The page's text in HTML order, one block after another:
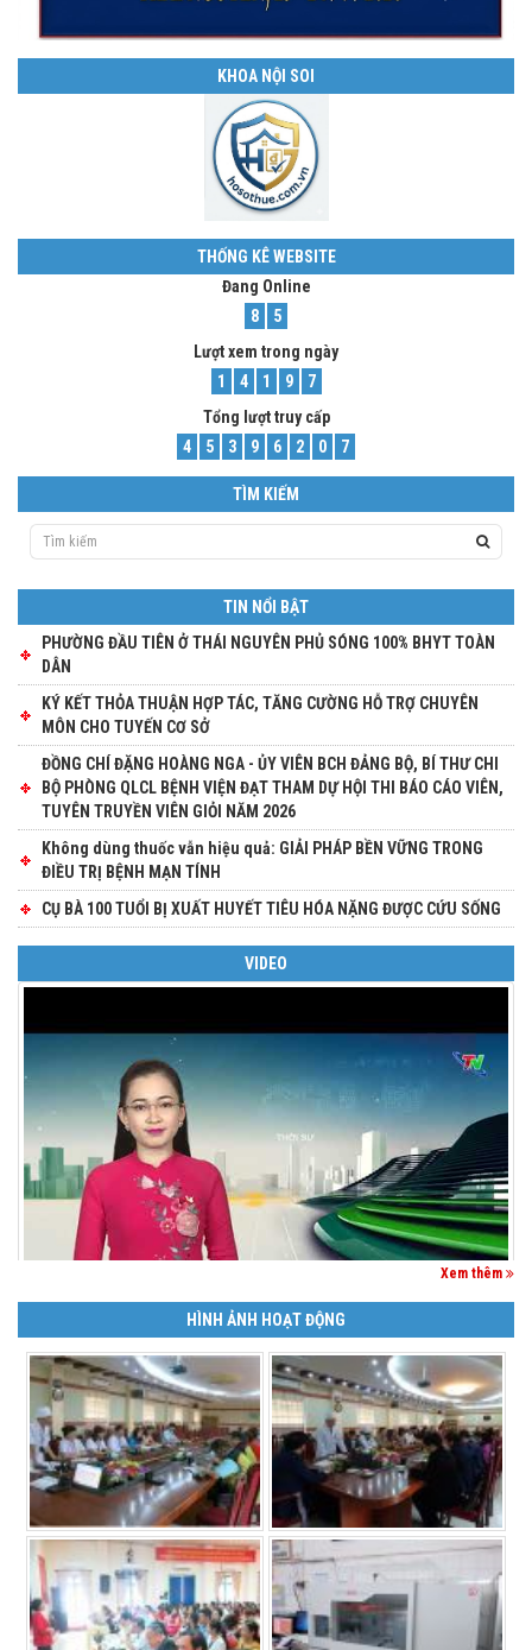
KHOA NỘI SOI
THỐNG KÊ WEBSITE
Đang Online
8
5
Lượt xem trong ngày
1
4 1 9
7
Tổng lượt truy cấp
4
5 3 9 6 2 0 7
TÌM KIẾM
TIN NỔI BẬT
PHƯỜNG ĐẦU TIÊN Ở THÁI NGUYÊN PHỦ SÓNG 100% BHYT TOÀN
DÂN
KÝ KẾT THỎA THUẬN HỢP TÁC, TĂNG CƯỜNG HỖ TRỢ CHUYÊN
MÔN CHO TUYẾN CƠ SỞ
ĐỒNG CHÍ ĐẶNG HOÀNG NGA - ỦY VIÊN BCH ĐẢNG BỘ, BÍ THƯ CHI
BỘ PHÒNG QLCL BỆNH VIỆN ĐẠT THAM DỰ HỘI THI BÁO CÁO VIÊN,
TUYÊN TRUYỀN VIÊN GIỎI NĂM 2026
Không dùng thuốc vẫn hiệu quả: GIẢI PHÁP BỀN VỮNG TRONG
ĐIỀU TRỊ BỆNH MẠN TÍNH
CỤ BÀ 100 TUỔI BỊ XUẤT HUYẾT TIÊU HÓA NẶNG ĐƯỢC CỨU SỐNG
VIDEO
Xem thêm
HÌNH ẢNH HOẠT ĐỘNG